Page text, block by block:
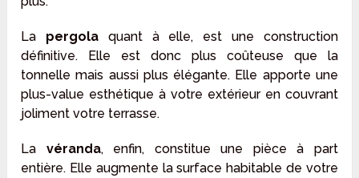
La pergolaquant à elle, est une construction
définitive. Elle est donc plus coûteuse que la
tonnelle mais aussi plus élégante. Elle apporte une
plus-value esthétique à votre extérieur en couvrant
joliment votre terrasse.
La véranda, enfin, constitue une pièce à part
entière. Elle augmente la surface habitable de votre